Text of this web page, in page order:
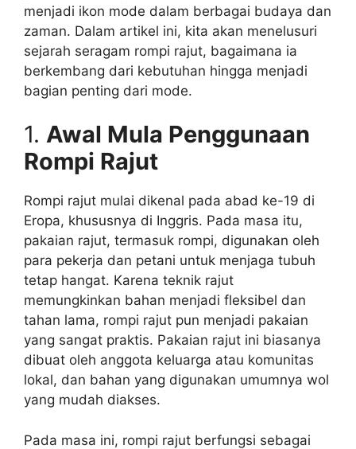
menjadi ikon mode dalam berbagai budaya dan
zaman. Dalam artikel ini, kita akan menelusuri
sejarah seragam rompi rajut, bagaimana ia
berkembang dari kebutuhan hingga menjadi
bagian penting dari mode.
1. Awal Mula Penggunaan
Rompi Rajut
Rompi rajut mulai dikenal pada abad ke-19 di
Eropa, khususnya di Inggris. Pada masa itu,
pakaian rajut, termasuk rompi, digunakan oleh
para pekerja dan petani untuk menjaga tubuh
tetap hangat. Karena teknik rajut
memungkinkan bahan menjadi fleksibel dan
tahan lama, rompi rajut pun menjadi pakaian
yang sangat praktis. Pakaian rajut ini biasanya
dibuat oleh anggota keluarga atau komunitas
lokal, dan bahan yang digunakan umumnya wol
yang mudah diakses.
Pada masa ini, rompi rajut berfungsi sebagai